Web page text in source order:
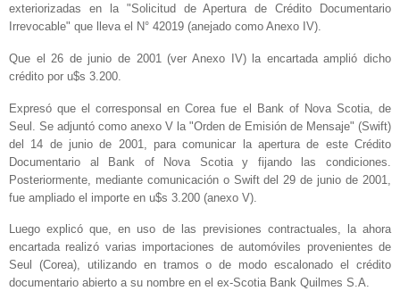
exteriorizadas en la "Solicitud de Apertura de Crédito Documentario
Irrevocable" que lleva el N° 42019 (anejado como Anexo IV).
Que el 26 de junio de 2001 (ver Anexo IV) la encartada amplió dicho
crédito por u$s 3.200.
Expresó que el corresponsal en Corea fue el Bank of Nova Scotia, de
Seul. Se adjuntó como anexo V la "Orden de Emisión de Mensaje" (Swift)
del 14 de junio de 2001, para comunicar la apertura de este Crédito
Documentario al Bank of Nova Scotia y fijando las condiciones.
Posteriormente, mediante comunicación o Swift del 29 de junio de 2001,
fue ampliado el importe en u$s 3.200 (anexo V).
Luego explicó que, en uso de las previsiones contractuales, la ahora
encartada realizó varias importaciones de automóviles provenientes de
Seul (Corea), utilizando en tramos o de modo escalonado el crédito
documentario abierto a su nombre en el ex-Scotia Bank Quilmes S.A.